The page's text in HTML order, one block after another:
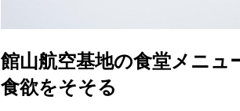
館山航空基地の食堂メニ
食欲をそそる